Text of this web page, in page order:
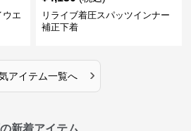
ウエ
リライブ着圧スパッツインナー
補正下着
アイテム一覧へ ›
新着アイテム